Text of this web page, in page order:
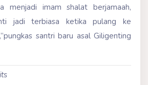
menjadi imam shalat berjamaah,
jadi terbiasa ketika pulang ke
santri baru asal Giligenting